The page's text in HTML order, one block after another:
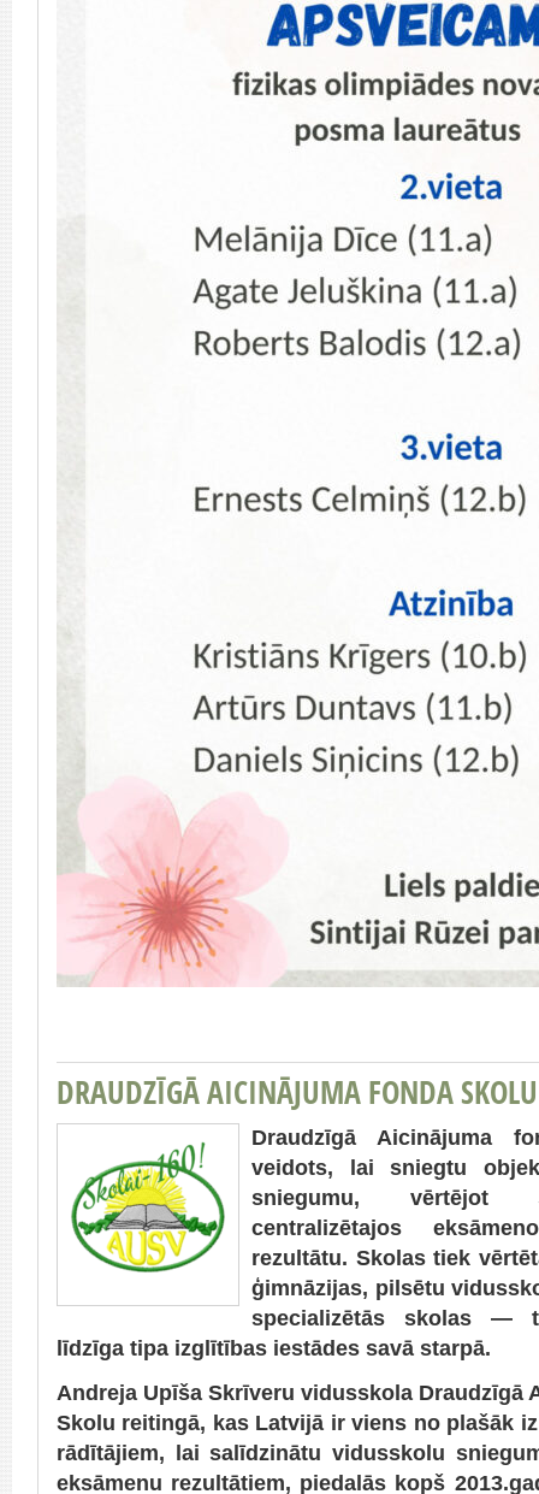
DRAUDZĪGĀ AICINĀJUMA FONDA
Draudzīgā Aicinājuma
veidots, lai sniegtu
sniegumu, vērtējot
centralizētajos
rezultātu. Skolas tiek
ģimnāzijas, pilsētu
specializētās skolas —
līdzīga tipa izglītības iestādes savā starpā.
Andreja Upīša Skrīveru vidusskola Draudzīgā
Skolu reitingā, kas Latvijā ir viens no plašāk
rādītājiem, lai salīdzinātu vidusskolu
eksāmenu rezultātiem, piedalās kopš